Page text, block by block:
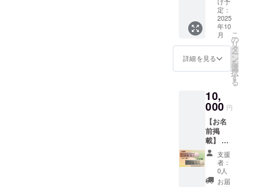
時期：
2025年
11月中
旬に確
保予定
※確保で
きない
場合
降随時
店舗に
てお渡
し致し
ます。
たもの
とさせ
て頂き
ます
が、後
日、お
頂いた
際への
返信で
も承り
ます。
・掲載
期間：
開業
日〜移
転又は
初回来
店時に
お渡し
いたし
ます。
スタッ
ディン
グで支
援をし
た旨と
御氏名
お声掛
けくだ
さい。
※支援時
に備考
でいい
から支
援した
い、と
いう方
はこち
らから
お願い
す。 こ
ちらの
ご支援
を頂い
た方は
後日ブ
ログ等
で、お
名前を
掲載さ
定：
2025
年10
月
詳細を見る
こ
の
リ
タ
ー
ン
を
選
択
す
る
10,
000 円
【お名
前掲
載】 店
内に、
支援者
様のお
名前
支援
者：
0人
お届